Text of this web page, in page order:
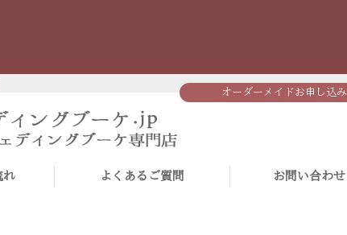
れ よくあるご質問 お問い合わせ
オーダーメイドお申し込み